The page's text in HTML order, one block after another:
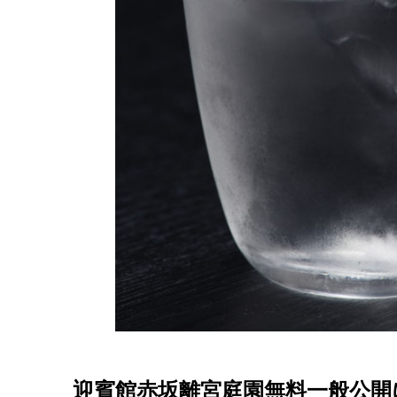
迎賓館赤坂離宮庭園無料一般公